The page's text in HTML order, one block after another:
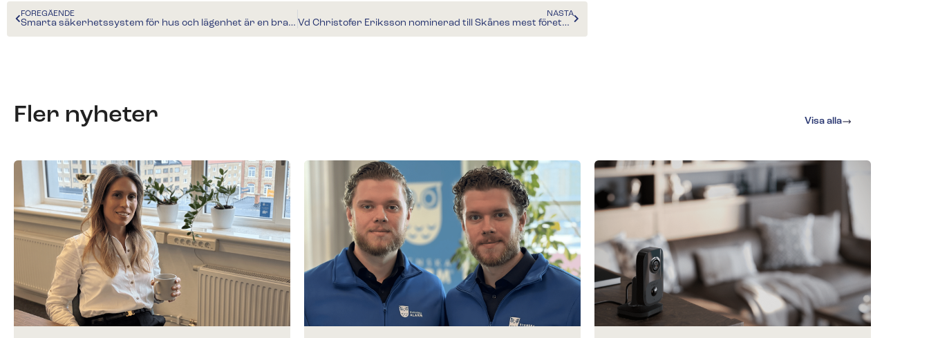
FÖREGÅENDE
Smarta säkerhetssystem för hus och lägenhet är en bra investering
NÄSTA
Vd Christofer Eriksson nominerad till Skånes mest företagsamma
Fler nyheter Visa alla